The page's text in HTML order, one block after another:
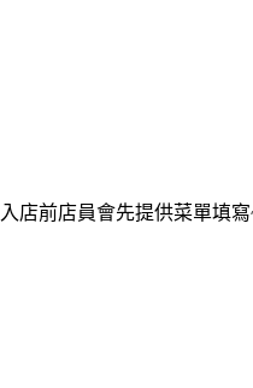
入店前店員會先提供菜單填